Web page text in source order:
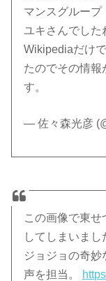
マンスグループ
ユキさんでした
Wikipediaだけ
たのでその情報
す。
— 佐々森光彦
この画像で東
してしまいまし
ジョジョの奇
声を担当。